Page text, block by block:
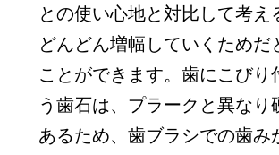
との使い心地と対比して考え
どんどん増幅していくためだ
ことができます。歯にこびり
う歯石は、プラークと異なり
あるため、歯ブラシでの歯み